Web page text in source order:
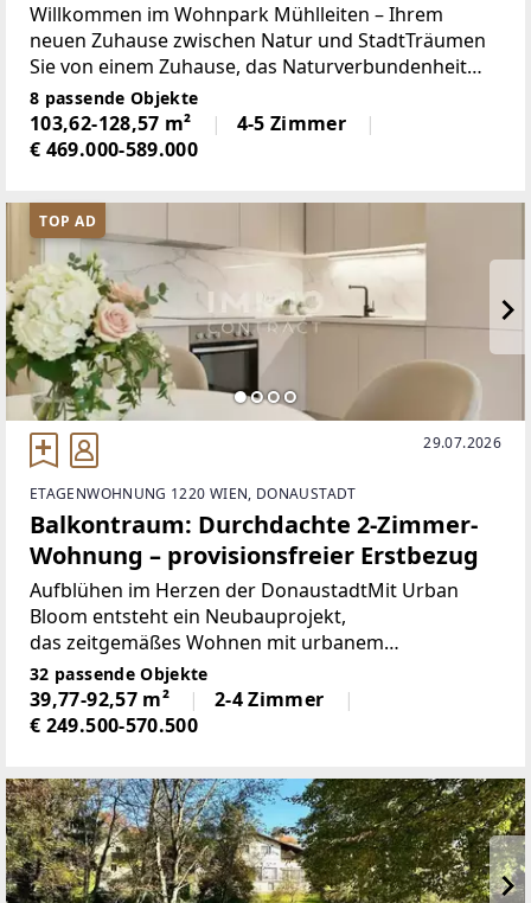
Willkommen im Wohnpark Mühlleiten – Ihrem
neuen Zuhause zwischen Natur und StadtTräumen
Sie von einem Zuhause, das Naturverbundenheit
und Stadtnähe perfekt kombiniert? Im Wohnpark
Mühlleiten finden Sie nicht nur moderne Architektur,
sondern auch
8 passende Objekte
103,62-128,57 m²
4-5 Zimmer
€ 469.000-589.000
TOP AD
29.07.2026
ETAGENWOHNUNG 1220 WIEN, DONAUSTADT
Balkontraum: Durchdachte 2-Zimmer-
Wohnung – provisionsfreier Erstbezug
Aufblühen im Herzen der DonaustadtMit Urban
Bloom entsteht ein Neubauprojekt,
das zeitgemäßes Wohnen mit urbanem
Lebensgefühl verbindet und insgesamt 33
hochwertige Eigentums- und
Vorsorgewohnungen umfasst.Moderne Architektur,
32 passende Objekte
39,77-92,57 m²
2-4 Zimmer
€ 249.500-570.500